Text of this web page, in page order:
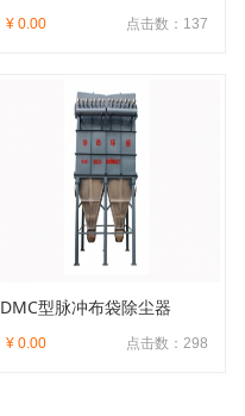
点击数：137
¥ 0.00
DMC型脉冲布袋除尘器
点击数：298
¥ 0.00